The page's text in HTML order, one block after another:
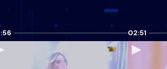
02:51